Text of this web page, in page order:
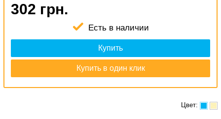
302 грн.
Есть в наличии
Купить
Купить в один клик
Цвет: